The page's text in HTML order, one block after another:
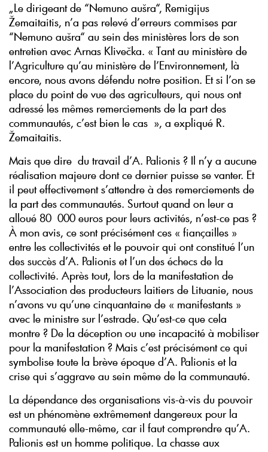
„Le dirigeant de “Nemuno aušra“, Remigijus
Žemaitaitis, n’a pas relevé d’erreurs commises par
“Nemuno aušra“ au sein des ministères lors de son
entretien avec Arnas Klivečka. « Tant au ministère de
l’Agriculture qu’au ministère de l’Environnement, là
encore, nous avons défendu notre position. Et si l’on se
place du point de vue des agriculteurs, qui nous ont
adressé les mêmes remerciements de la part des
communautés, c’est bien le cas », a expliqué R.
Žemaitaitis.
Mais que dire du travail d’A. Palionis ? Il n’y a aucune
réalisation majeure dont ce dernier puisse se vanter. Et
il peut effectivement s’attendre à des remerciements de
la part des communautés. Surtout quand on leur a
alloué 80 000 euros pour leurs activités, n’est-ce pas ?
À mon avis, ce sont précisément ces « fiançailles »
entre les collectivités et le pouvoir qui ont constitué l’un
des succès d’A. Palionis et l’un des échecs de la
collectivité. Après tout, lors de la manifestation de
l’Association des producteurs laitiers de Lituanie, nous
n’avons vu qu’une cinquantaine de « manifestants »
avec le ministre sur l’estrade. Qu’est-ce que cela
montre ? De la déception ou une incapacité à mobiliser
pour la manifestation ? Mais c’est précisément ce qui
symbolise toute la brève époque d’A. Palionis et la
crise qui s’aggrave au sein même de la communauté.
La dépendance des organisations vis-à-vis du pouvoir
est un phénomène extrêmement dangereux pour la
communauté elle-même, car il faut comprendre qu’A.
Palionis est un homme politique. La chasse aux